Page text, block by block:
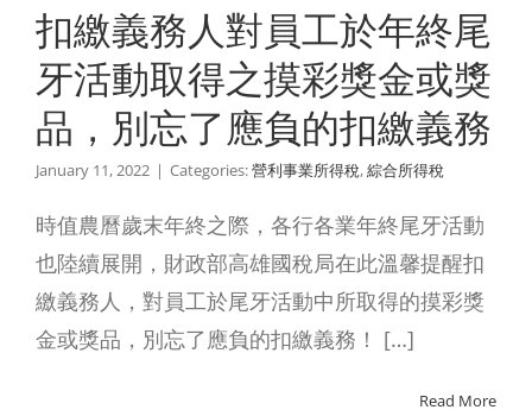
的扣繳
務
得稅 綜合所得
稅
扣繳義務人對員工於年終尾
牙活動取得之摸彩獎金或獎
品，別忘了應負的扣繳義務
January 11, 2022 | Categories:營利事業所得稅,綜合所得稅
時值農曆歲末年終之際，各行各業年終尾牙活動
也陸續展開，財政部高雄國稅局在此溫馨提醒扣
繳義務人，對員工於尾牙活動中所取得的摸彩獎
金或獎品，別忘了應負的扣繳義務！ […]
Read More